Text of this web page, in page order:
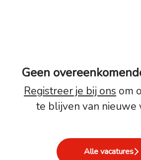
Geen
Registreer je bij ons om
te blijven van nieuwe
Alle vacatures